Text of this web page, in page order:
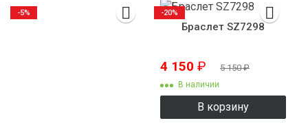
-5%
Браслет SZ7298
4 150 ₽ 5 150₽
В наличии
В корзину
-20%